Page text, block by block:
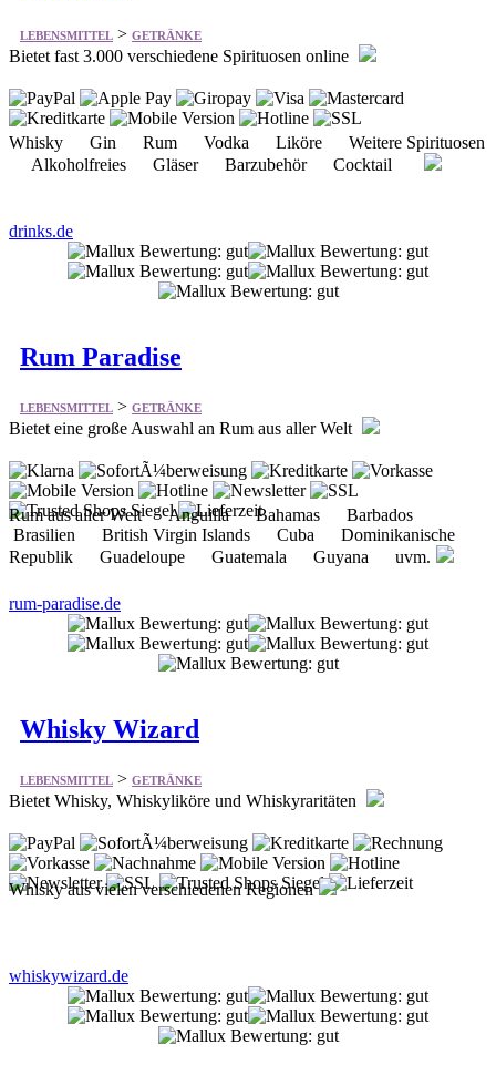
LEBENSMITTEL > GETRÄNKE
Bietet fast 3.000 verschiedene Spirituosen online
Whisky Gin Rum Vodka Liköre Weitere Spirituosen
Alkoholfreies Gläser Barzubehör Cocktail
drinks.de
Rum Paradise
LEBENSMITTEL > GETRÄNKE
Bietet eine große Auswahl an Rum aus aller Welt
Rum aus aller Welt Anguilla Bahamas Barbados
Brasilien British Virgin Islands Cuba Dominikanische
Republik Guadeloupe Guatemala Guyana uvm.
rum-paradise.de
Whisky Wizard
LEBENSMITTEL > GETRÄNKE
Bietet Whisky, Whiskyliköre und Whiskyraritäten
Whisky aus vielen verschiedenen Regionen
whiskywizard.de